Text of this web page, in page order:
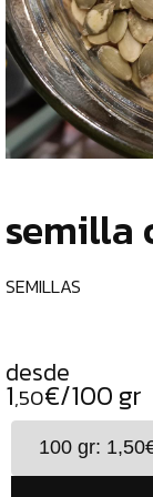
ESPECIAS
CAFÉS
GENERAL
INFUSIONES
SEMILLAS
semilla
SEMILLAS
desde
1,50€/100 gr